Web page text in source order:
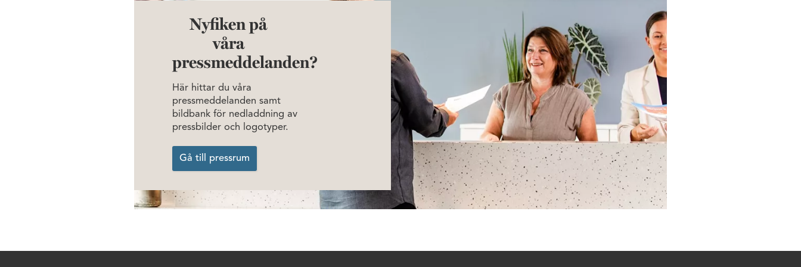
Nyfiken på
våra
pressmeddelanden?
Här hittar du våra
pressmeddelanden samt
bildbank för nedladdning av
pressbilder och logotyper.
Gå till pressrum